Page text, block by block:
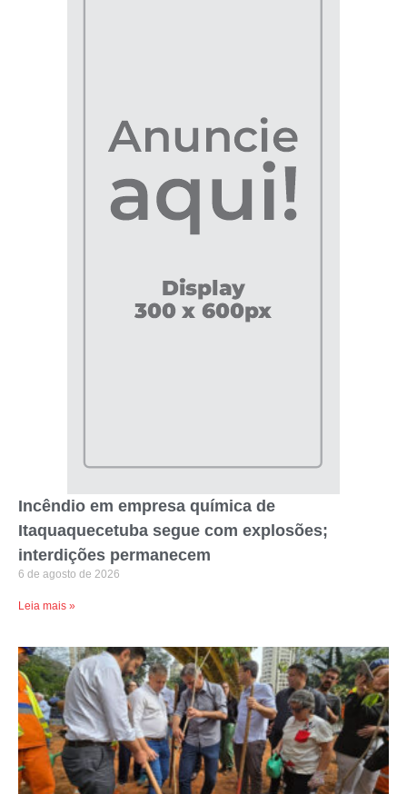
Incêndio em empresa química de
Itaquaquecetuba segue com explosões;
interdições permanecem
6 de agosto de 2026
Leia mais »